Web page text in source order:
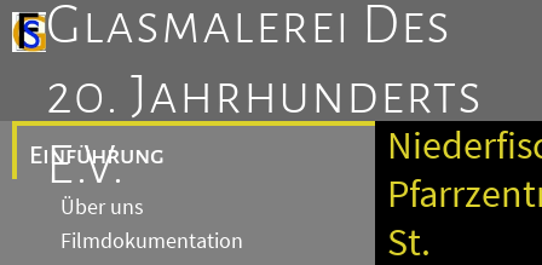
Glasmalerei Des
20. Jahrhunderts
E.V.
Einführung
Über uns
Filmdokumentation
St.